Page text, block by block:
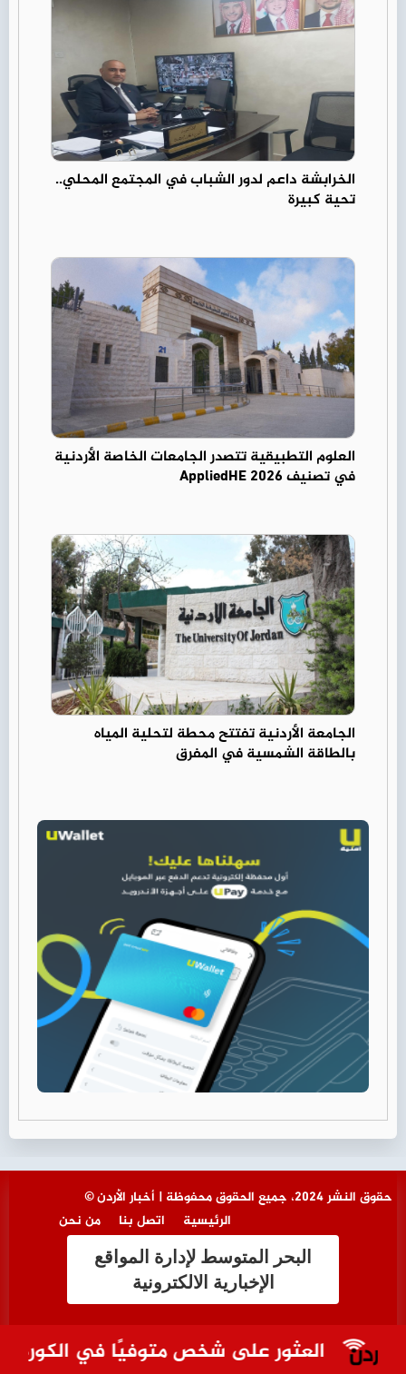
الخرابشة داعم لدور الشباب في المجتمع المحلي..
تحية كبيرة
العلوم التطبيقية تتصدر الجامعات الخاصة الأردنية
في تصنيف AppliedHE 2026
الجامعة الأردنية تفتتح محطة لتحلية المياه
بالطاقة الشمسية في المفرق
العثور على شخص متوفيًا في الكورة ..
© حقوق النشر 2024، جميع الحقوق محفوظة | أخبار الأردن
من نحن
اتصل بنا الرئيسية
البحر المتوسط لإدارة المواقع
الإخبارية الالكترونية